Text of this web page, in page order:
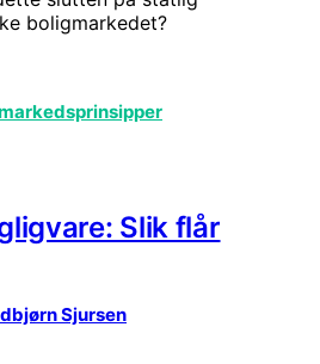
boligmarkedet?
Slik flår
Sjursen